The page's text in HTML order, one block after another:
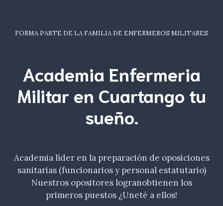
FORMA PARTE DE LA FAMILIA DE ENFERMEROS MILITARES
Academia Enfermeria
Militar en Cuartango tu
sueño.
Academia líder en la preparación de oposiciones
sanitarias (funcionarios y personal estatutario)
Nuestros opositores logranobtienen los
primeros puestos ¿Uneté a ellos!